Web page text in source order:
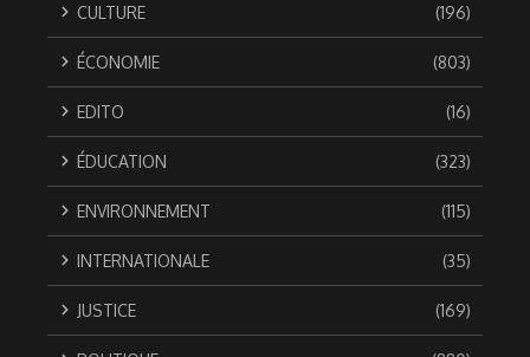
CULTURE (196)
ÉCONOMIE (803)
EDITO (16)
ÉDUCATION (323)
ENVIRONNEMENT (115)
INTERNATIONALE (35)
JUSTICE (169)